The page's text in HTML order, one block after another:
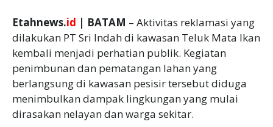
Etahnews.id | BATAM – Aktivitas reklamasi yang
dilakukan PT Sri Indah di kawasan Teluk Mata Ikan
kembali menjadi perhatian publik. Kegiatan
penimbunan dan pematangan lahan yang
berlangsung di kawasan pesisir tersebut diduga
menimbulkan dampak lingkungan yang mulai
dirasakan nelayan dan warga sekitar.